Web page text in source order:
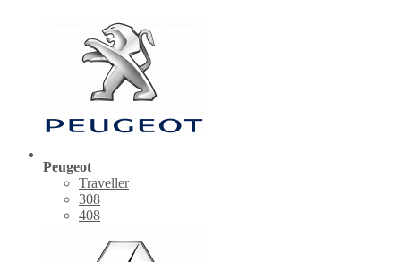
Peugeot
Traveller
308
408